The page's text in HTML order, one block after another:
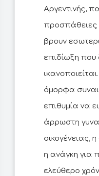
Αργεντινής,
προσπάθειες
βρουν
επιδίωξη που
όμορφα
επιθυμία να
άρρωστη
οικογένειας,
η ανάγκη για
ελεύθερο